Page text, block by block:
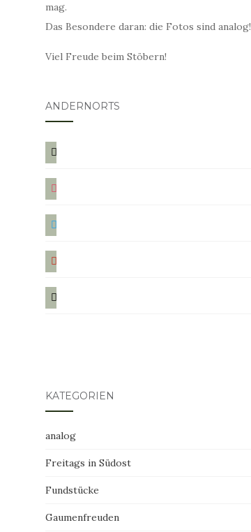
mag.
Das Besondere daran: die Fotos sind analog!
Viel Freude beim Stöbern!
ANDERNORTS
bloglovin
instagram
twitter
pinterest
mail
KATEGORIEN
analog
Freitags in Südost
Fundstücke
Gaumenfreuden